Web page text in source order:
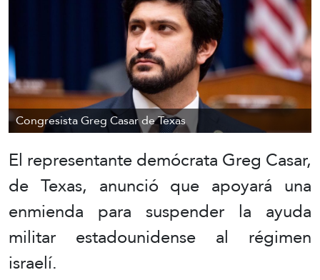
Congresista Greg Casar de Texas
El representante demócrata Greg Casar,
de Texas, anunció que apoyará una
enmienda para suspender la ayuda
militar estadounidense al régimen
israelí.